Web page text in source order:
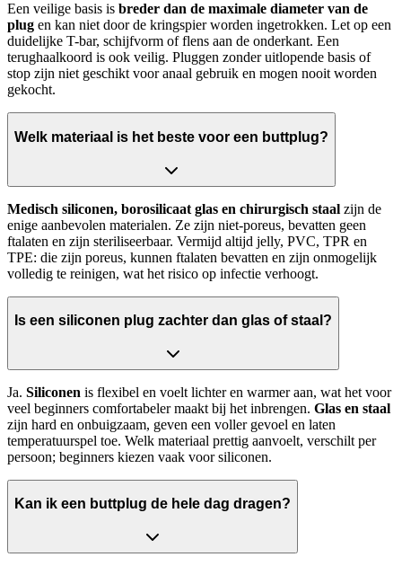
Een veilige basis is breder dan de maximale diameter van de
plug en kan niet door de kringspier worden ingetrokken. Let op een
duidelijke T-bar, schijfvorm of flens aan de onderkant. Een
terughaalkoord is ook veilig. Pluggen zonder uitlopende basis of
stop zijn niet geschikt voor anaal gebruik en mogen nooit worden
gekocht.
Welk materiaal is het beste voor een buttplug?
Medisch siliconen, borosilicaat glas en chirurgisch staal zijn de
enige aanbevolen materialen. Ze zijn niet-poreus, bevatten geen
ftalaten en zijn steriliseerbaar. Vermijd altijd jelly, PVC, TPR en
TPE: die zijn poreus, kunnen ftalaten bevatten en zijn onmogelijk
volledig te reinigen, wat het risico op infectie verhoogt.
Is een siliconen plug zachter dan glas of staal?
Ja. Siliconen is flexibel en voelt lichter en warmer aan, wat het voor
veel beginners comfortabeler maakt bij het inbrengen. Glas en staal
zijn hard en onbuigzaam, geven een voller gevoel en laten
temperatuurspel toe. Welk materiaal prettig aanvoelt, verschilt per
persoon; beginners kiezen vaak voor siliconen.
Kan ik een buttplug de hele dag dragen?